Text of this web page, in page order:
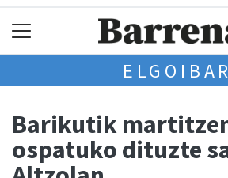
ELGOIBAR
Barikutik
ospatuko dituzte